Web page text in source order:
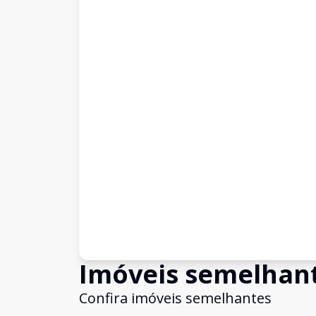
Imóveis
Confira imóveis semelhantes